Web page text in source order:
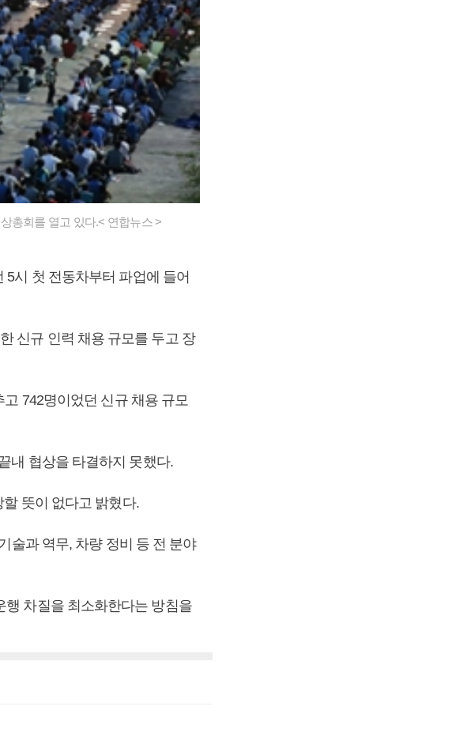
총회를 열고 있다.< 연합뉴스 >
5시 첫 전동차부터 파업에 들어
신규 인력 채용 규모를 두고 장
742명이었던 신규 채용 규모
내 협상을 타결하지 못했다.
뜻이 없다고 밝혔다.
술과 역무, 차량 정비 등 전 분야
행 차질을 최소화한다는 방침을